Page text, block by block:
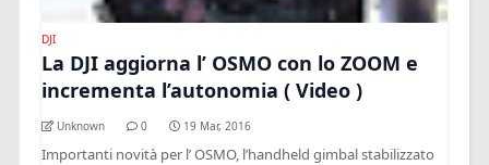
DJI
La DJI aggiorna l’ OSMO con lo ZOOM e
incrementa l’autonomia ( Video )
Unknown 0 19 Mar, 2016
Importanti novità per l’ OSMO, l’handheld gimbal stabilizzato